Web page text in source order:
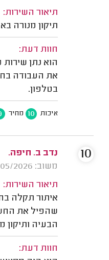
תיאור השירות:
תיקון מנורה
חוות דעת:
הוא נתן
את העבודה
בטלפון.
איכות 10 מחיר
נדב ב. חיפה.
משוב: 13/05/2026
תיאור השירות:
איתור תקלה
שהפיל את
הבעיה ותיקון
חוות דעת:
10